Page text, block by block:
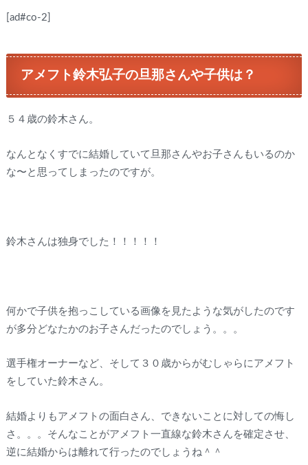
[ad#co-2]
アメフト鈴木弘子の旦那さんや子供は？
５４歳の鈴木さん。
なんとなくすでに結婚していて旦那さんやお子さんもいるのか
な〜と思ってしまったのですが。
鈴木さんは独身でした！！！！！
何かで子供を抱っこしている画像を見たような気がしたのです
が多分どなたかのお子さんだったのでしょう。。。
選手権オーナーなど、そして３０歳からがむしゃらにアメフト
をしていた鈴木さん。
結婚よりもアメフトの面白さん、できないことに対しての悔し
さ。。。そんなことがアメフト一直線な鈴木さんを確定させ、
逆に結婚からは離れて行ったのでしょうね＾＾